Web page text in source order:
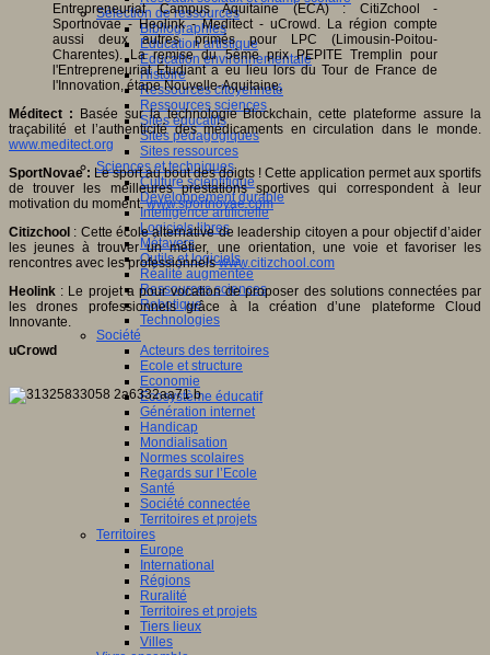
Sélection de ressources
Bibliographies
Education artistique
Education environnementale
Histoire
Ressources citoyenneté
Ressources sciences
Sites éducatifs
Sites pédagogiques
Sites ressources
Sciences et techniques
Culture scientifique
Développement durable
Intelligence artificielle
Logiciels libres
Métavers
Outils et logiciels
Réalité augmentée
Ressources sciences
Robotique
Technologies
Société
Acteurs des territoires
Ecole et structure
Economie
Ecosystème éducatif
Génération internet
Handicap
Mondialisation
Normes scolaires
Regards sur l’Ecole
Santé
Société connectée
Territoires et projets
Territoires
Europe
International
Régions
Ruralité
Territoires et projets
Tiers lieux
Villes
Entrepreneuriat Campus Aquitaine (ECA) : CitiZchool -
Sportnovae - Heolink - Meditect - uCrowd. La région compte
aussi deux autres primés pour LPC (Limousin-Poitou-
Charentes). La remise du 5ème prix PEPITE Tremplin pour
l'Entrepreneuriat Étudiant a eu lieu lors du Tour de France de
l'Innovation, étape Nouvelle-Aquitaine,
Méditect : Basée sur la technologie Blockchain, cette plateforme assure la
traçabilité et l’authenticité des médicaments en circulation dans le monde.
www.meditect.org
SportNovae : Le sport au bout des doigts ! Cette application permet aux sportifs
de trouver les meilleures prestations sportives qui correspondent à leur
motivation du moment.www.sportnovae.com
Citizchool : Cette école alternative de leadership citoyen a pour objectif d’aider
les jeunes à trouver un métier, une orientation, une voie et favoriser les
rencontres avec les professionnelswww.citizchool.com
Heolink : Le projet a pour vocation de proposer des solutions connectées par
les drones professionnels grâce à la création d’une plateforme Cloud
Innovante.
uCrowd